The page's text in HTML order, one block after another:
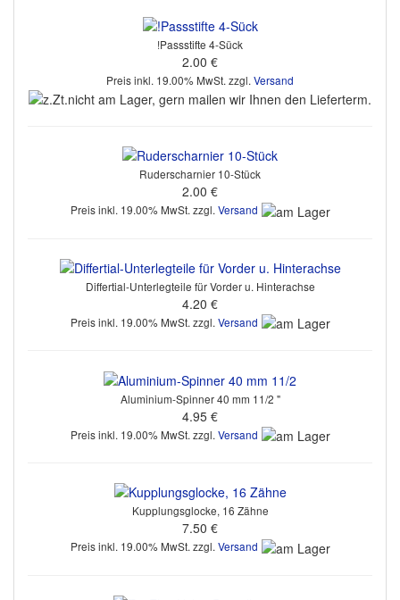
!Passstifte 4-Sück
2.00 €
Preis inkl. 19.00% MwSt. zzgl. Versand
Ruderscharnier 10-Stück
2.00 €
Preis inkl. 19.00% MwSt. zzgl.Versand
Differtial-Unterlegteile für Vorder u. Hinterachse
4.20 €
Preis inkl. 19.00% MwSt. zzgl. Versand
Aluminium-Spinner 40 mm 11/2 "
4.95 €
Preis inkl. 19.00% MwSt. zzgl. Versand
Kupplungsglocke, 16 Zähne
7.50 €
Preis inkl. 19.00% MwSt. zzgl.Versand